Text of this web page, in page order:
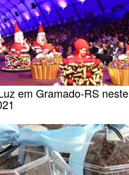
em Gramado-RS neste